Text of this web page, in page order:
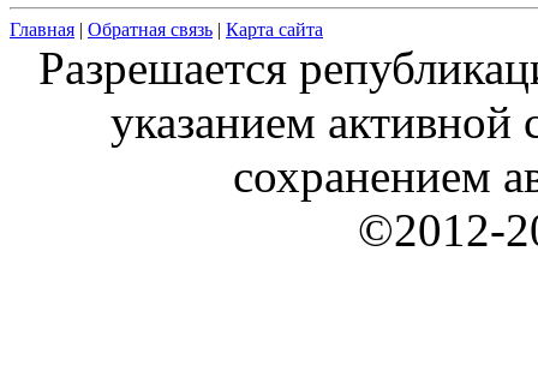
Главная | Обратная связь | Карта сайта
Разрешается
указанием
сохранением
©2012-